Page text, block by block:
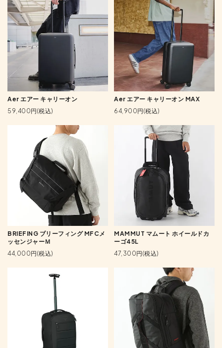
Aer エアー キャリーオン
59,400円(税込)
Aer エアー キャリーオン MAX
64,900円(税込)
BRIEFING ブリーフィング MFCメ
ッセンジャーＭ
44,000円(税込)
MAMMUT マムート ホイールドカ
ーゴ45L
47,300円(税込)